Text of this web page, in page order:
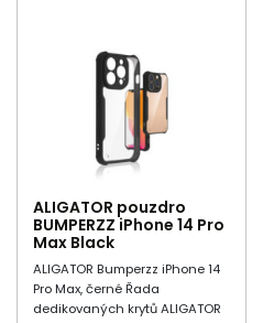
ALIGATOR pouzdro
BUMPERZZ iPhone 14 Pro
Max Black
ALIGATOR Bumperzz iPhone 14
Pro Max, černé Řada
dedikovaných krytů ALIGATOR